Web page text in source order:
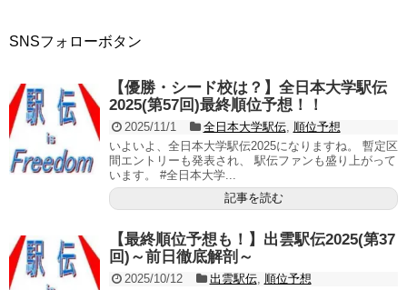
SNSフォローボタン
【優勝・シード校は？】全日本大学駅伝
2025(第57回)最終順位予想！！
2025/11/1 全日本大学駅伝, 順位予想
いよいよ、全日本大学駅伝2025になりますね。 暫定区
間エントリーも発表され、 駅伝ファンも盛り上がって
います。 #全日本大学...
記事を読む
【最終順位予想も！】出雲駅伝2025(第37
回)～前日徹底解剖～
2025/10/12 出雲駅伝, 順位予想